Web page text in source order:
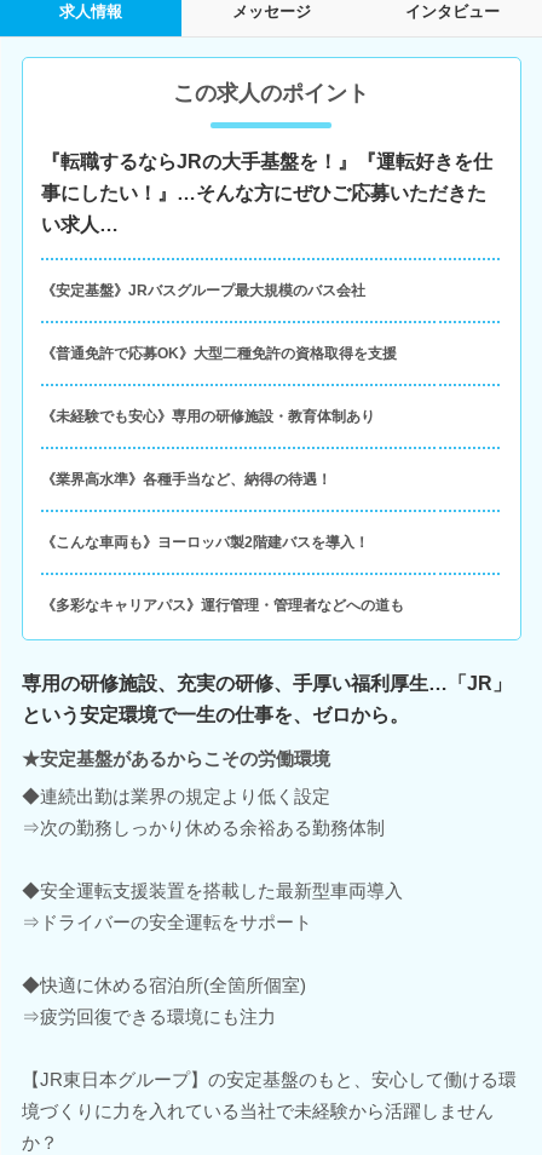
求人情報 メッセージ インタビュー
この求人のポイント
『転職するならJRの大手基盤を！』『運転好きを仕
事にしたい！』…そんな方にぜひご応募いただきた
い求人…
《安定基盤》JRバスグループ最大規模のバス会社
《普通免許で応募OK》大型二種免許の資格取得を支援
《未経験でも安心》専用の研修施設・教育体制あり
《業界高水準》各種手当など、納得の待遇！
《こんな車両も》ヨーロッパ製2階建バスを導入！
《多彩なキャリアパス》運行管理・管理者などへの道も
専用の研修施設、充実の研修、手厚い福利厚生…「JR」
という安定環境で一生の仕事を、ゼロから。
★安定基盤があるからこその労働環境
◆連続出勤は業界の規定より低く設定
⇒次の勤務しっかり休める余裕ある勤務体制
◆安全運転支援装置を搭載した最新型車両導入
⇒ドライバーの安全運転をサポート
◆快適に休める宿泊所(全箇所個室)
⇒疲労回復できる環境にも注力
【JR東日本グループ】の安定基盤のもと、安心して働ける環
境づくりに力を入れている当社で未経験から活躍しません
か？